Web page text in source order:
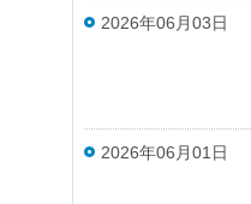
2026年06月03日
2026年06月01日